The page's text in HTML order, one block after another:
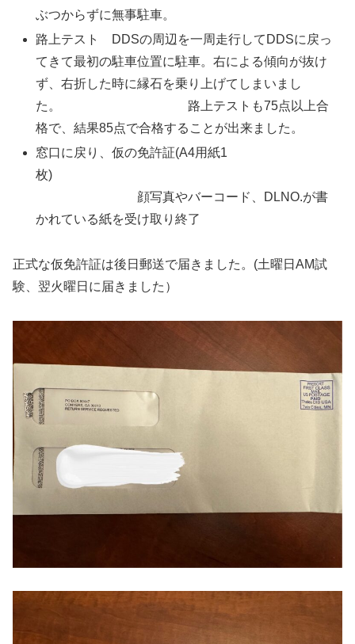
ぶつからずに無事駐車。
路上テスト DDSの周辺を一周走行してDDSに戻っ
てきて最初の駐車位置に駐車。右による傾向が抜け
ず、右折した時に縁石を乗り上げてしまいまし
た。 路上テストも75点以上合
格で、結果85点で合格することが出来ました。
窓口に戻り、仮の免許証(A4用紙1
枚)
顔写真やバーコード、DLNO.が書
かれている紙を受け取り終了
正式な仮免許証は後日郵送で届きました。(土曜日AM試
験、翌火曜日に届きました）